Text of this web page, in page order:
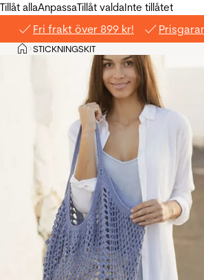
Tillåt allaAnpassaTillåt valdaInte tillåtet
Fri frakt över 899 kr!
Hem
>STICKNINGSKIT